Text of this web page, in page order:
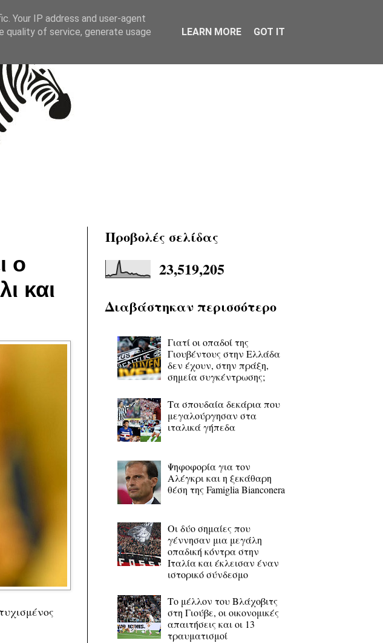
ο
και
Προβολές σελίδας
23,519,205
Διαβάστηκαν περισσότερο
Γιατί οι οπαδοί της
Γιουβέντους στην Ελλάδα
δεν έχουν, στην πράξη,
σημεία συγκέντρωσης;
Τα σπουδαία δεκάρια που
μεγαλούργησαν στα
ιταλικά γήπεδα
Ψηφοφορία για τον
Αλέγκρι και η ξεκάθαρη
θέση της Famiglia Bianconera
Οι δύο σημαίες που
γέννησαν μια μεγάλη
οπαδική κόντρα στην
Ιταλία και έκλεισαν έναν
ιστορικό σύνδεσμο
Το μέλλον του Βλάχοβιτς
στη Γιούβε, οι οικονομικές
απαιτήσεις και οι 13
τραυματισμοί
Your IP address and user-agent
quality of service, generate usage
LEARN MORE GOT IT